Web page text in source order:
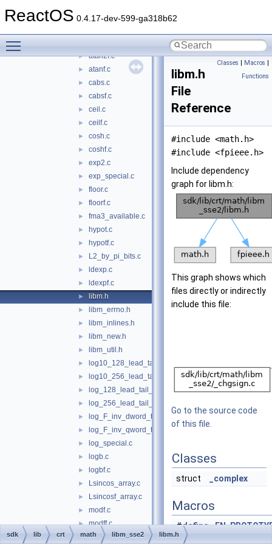
ReactOS 0.4.17-dev-599-ga318b62
► asinf.c
► atan2f.c
► atanf.c
► cabs.c
► cabsf.c
► ceil.c
► ceilf.c
► cosh.c
► coshf.c
► exp2.c
► exp_special.c
► floor.c
► floorf.c
► fma3_available.c
► hypot.c
► hypotf.c
► L2_by_pi_bits.c
► ldexp.c
► ldexpf.c
► libm.h
► libm_errno.h
► libm_inlines.h
► libm_new.h
► libm_util.h
► log10_128_lead_tail_table.c
► log10_256_lead_tail_table.c
► log_128_lead_tail_table.c
► log_256_lead_tail_table.c
► log_F_inv_dword_table.c
► log_F_inv_qword_table.c
► log_special.c
► logb.c
► logbf.c
► Lsincos_array.c
► Lsincosf_array.c
► modf.c
► modff.c
► pow_special.c
Classes | Macros |
Functions
libm.h
File
Reference
#include <math.h>
#include <fpieee.h>
Include dependency
graph for libm.h:
This graph shows which
files directly or indirectly
include this file:
Go to the source code
of this file.
Classes
struct _complex
Macros
#define
define
sdk lib crt math libm_sse2 libm.h